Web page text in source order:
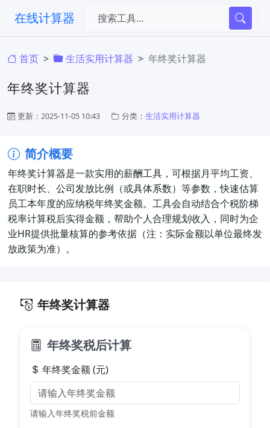
在线计算器
首页 生活实用计算器 年终奖计算器
年终奖计算器
更新：2025-11-05 10:43 分类： 生活实用计算器
简介概要
年终奖计算器是一款实用的薪酬工具，可根据月平均工资、
在职时长、公司发放比例（或具体系数）等参数，快速估算
员工本年度的应纳税年终奖金额。工具会自动结合个税阶梯
税率计算税后实得金额，帮助个人合理规划收入，同时为企
业HR提供批量核算的参考依据（注：实际金额以单位最终发
放政策为准）。
年终奖计算器
年终奖税后计算
年终奖金额 (元)
请输入年终奖税前金额